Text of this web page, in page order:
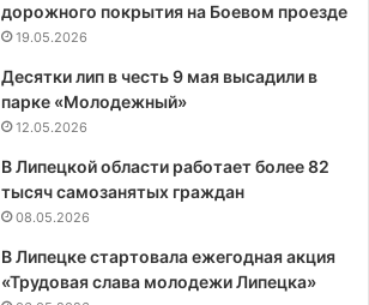
дорожного покрытия на Боевом проезде
19.05.2026
Десятки лип в честь 9 мая высадили в
парке «Молодежный»
12.05.2026
В Липецкой области работает более 82
тысяч самозанятых граждан
08.05.2026
В Липецке стартовала ежегодная акция
«Трудовая слава молодежи Липецка»